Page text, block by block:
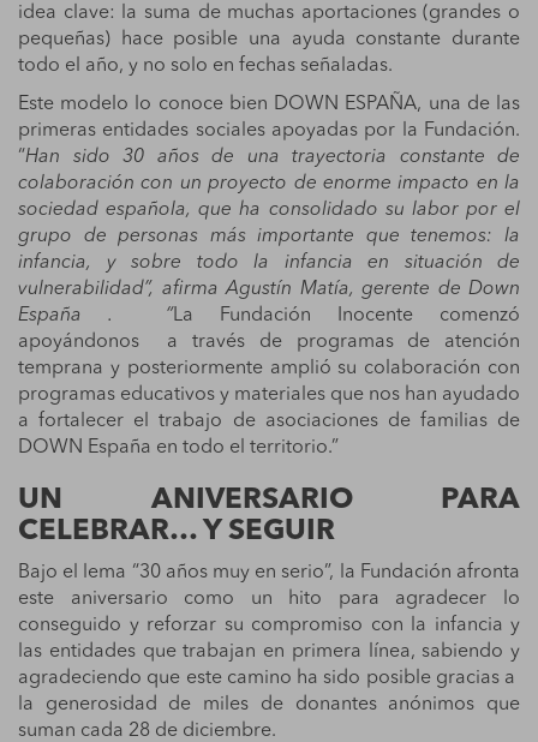
idea clave: la suma de muchas aportaciones (grandes o
pequeñas) hace posible una ayuda constante durante
todo el año, y no solo en fechas señaladas.
Este modelo lo conoce bien DOWN ESPAÑA, una de las
primeras entidades sociales apoyadas por la Fundación.
“Han sido 30 años de una trayectoria constante de
colaboración con un proyecto de enorme impacto en la
sociedad española, que ha consolidado su labor por el
grupo de personas más importante que tenemos: la
infancia, y sobre todo la infancia en situación de
vulnerabilidad”, afirma Agustín Matía, gerente de Down
España . “La Fundación Inocente comenzó
apoyándonos a través de programas de atención
temprana y posteriormente amplió su colaboración con
programas educativos y materiales que nos han ayudado
a fortalecer el trabajo de asociaciones de familias de
DOWN España en todo el territorio.”
UN ANIVERSARIO PARA
CELEBRAR… Y SEGUIR
Bajo el lema “30 años muy en serio”, la Fundación afronta
este aniversario como un hito para agradecer lo
conseguido y reforzar su compromiso con la infancia y
las entidades que trabajan en primera línea, sabiendo y
agradeciendo que este camino ha sido posible gracias a
la generosidad de miles de donantes anónimos que
suman cada 28 de diciembre.